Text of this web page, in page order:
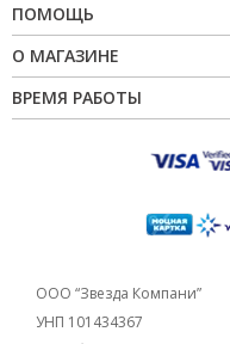
ПОМОЩЬ
О МАГАЗИНЕ
ВРЕМЯ РАБОТЫ
ООО “Звезда Компани”
УНП 101434367